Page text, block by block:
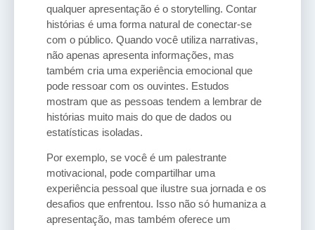
qualquer apresentação é o storytelling. Contar
histórias é uma forma natural de conectar-se
com o público. Quando você utiliza narrativas,
não apenas apresenta informações, mas
também cria uma experiência emocional que
pode ressoar com os ouvintes. Estudos
mostram que as pessoas tendem a lembrar de
histórias muito mais do que de dados ou
estatísticas isoladas.
Por exemplo, se você é um palestrante
motivacional, pode compartilhar uma
experiência pessoal que ilustre sua jornada e os
desafios que enfrentou. Isso não só humaniza a
apresentação, mas também oferece um